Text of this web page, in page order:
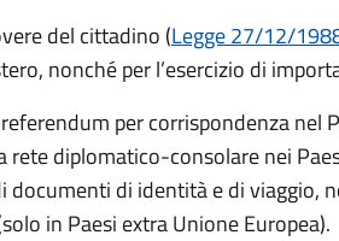
del cittadino (Legge 27/12/
nonché per l’esercizio di
per corrispondenza nel
rete diplomatico-consolare nei
documenti di identità e di viaggio,
in Paesi extra Unione Europea).